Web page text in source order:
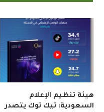
هيئة تنظيم الإعلام
السعودية: تيك توك يتصدر